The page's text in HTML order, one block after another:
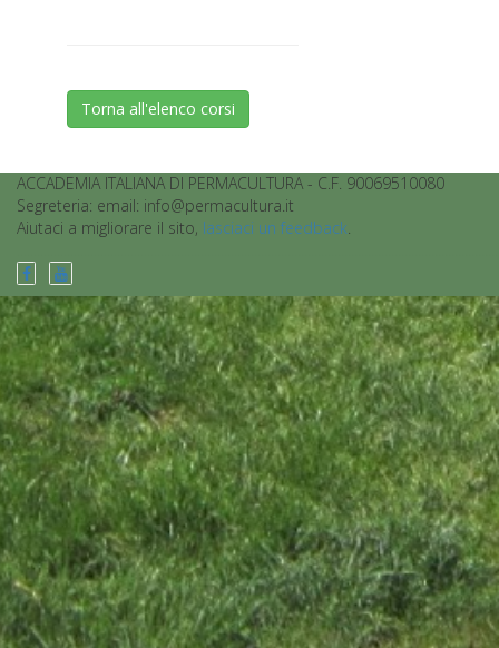
Torna all'elenco corsi
ACCADEMIA ITALIANA DI PERMACULTURA - C.F. 90069510080
Segreteria: email: info@permacultura.it
Aiutaci a migliorare il sito, lasciaci un feedback.